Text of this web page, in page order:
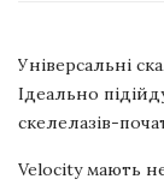
Універсальні
Ідеально
скелелазів-
Velocity мають